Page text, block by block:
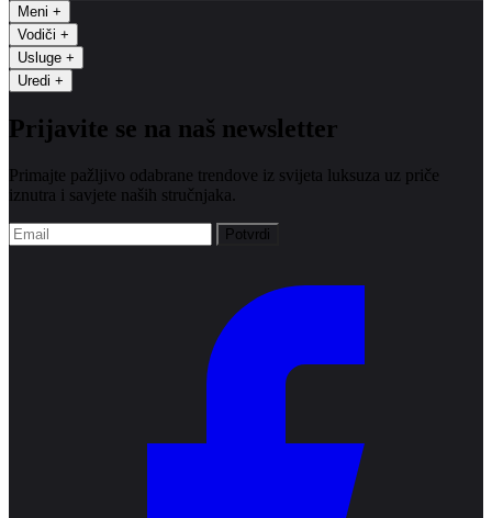
Meni +
Vodiči +
Usluge +
Uredi +
Prijavite se na naš newsletter
Primajte pažljivo odabrane trendove iz svijeta luksuza uz priče
iznutra i savjete naših stručnjaka.
Potvrdi